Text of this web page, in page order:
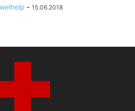
- 15.06.2018